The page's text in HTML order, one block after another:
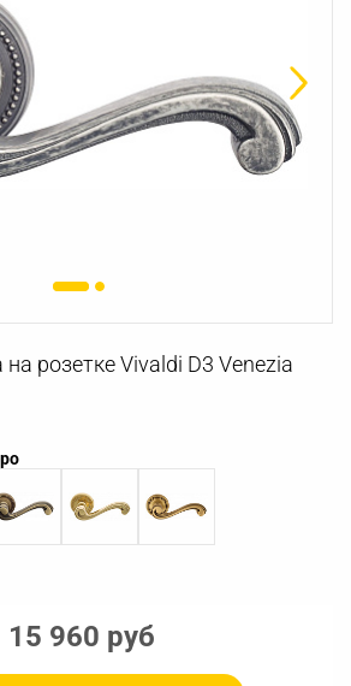
розетке Vivaldi D3 Venezia
15 960 руб